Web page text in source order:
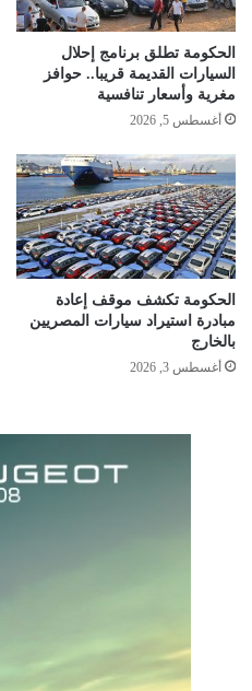
الحكومة تطلق برنامج إحلال
السيارات القديمة قريبا.. حوافز
مغرية وأسعار تنافسية
أغسطس 5, 2026
الحكومة تكشف موقف إعادة
مبادرة استيراد سيارات المصريين
بالخارج
أغسطس 3, 2026